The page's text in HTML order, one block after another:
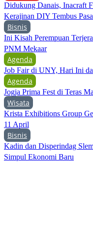
Didukung Danais, Inacraft
Kerajinan DIY Tembus
Bisnis
Ini Kisah Perempuan
PNM Mekaar
Agenda
Job Fair di UNY, Hari Ini
Agenda
Jogja Prima Fest di Teras
Wisata
Krista Exhibitions Group
11 April
Bisnis
Kadin dan Disperindag
Simpul Ekonomi Baru